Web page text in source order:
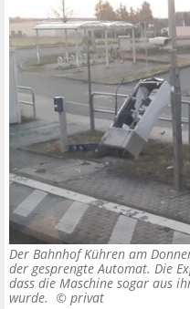
Der Bahnhof Kühren am
der gesprengte Automat. Die
dass die Maschine sogar aus
wurde. © privat